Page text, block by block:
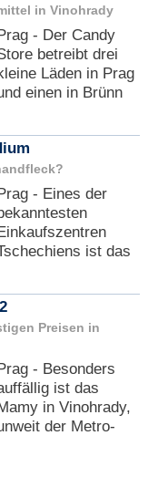
in Vinohrady
Prag - Der Candy
betreibt drei
Läden in Prag
einen in Brünn
Prag - Eines der
Einkaufszentren
ist das
Preisen in
Prag - Besonders
ist das
in Vinohrady,
der Metro-